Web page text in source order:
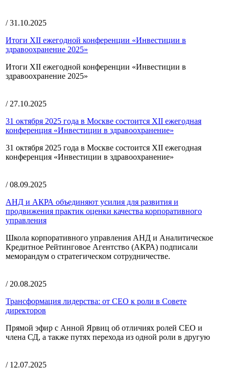
/ 31.10.2025
Итоги XII ежегодной конференции «Инвестиции в
здравоохранение 2025»
Итоги XII ежегодной конференции «Инвестиции в
здравоохранение 2025»
/ 27.10.2025
31 октября 2025 года в Москве состоится XII ежегодная
конференция «Инвестиции в здравоохранение»
31 октября 2025 года в Москве состоится XII ежегодная
конференция «Инвестиции в здравоохранение»
/ 08.09.2025
АНД и АКРА объединяют усилия для развития и
продвижения практик оценки качества корпоративного
управления
Школа корпоративного управления АНД и Аналитическое
Кредитное Рейтинговое Агентство (АКРА) подписали
меморандум о стратегическом сотрудничестве.
/ 20.08.2025
Трансформация лидерства: от CEO к роли в Совете
директоров
Прямой эфир с Анной Ярвиц об отличиях ролей CEO и
члена СД, а также путях перехода из одной роли в другую
/ 12.07.2025